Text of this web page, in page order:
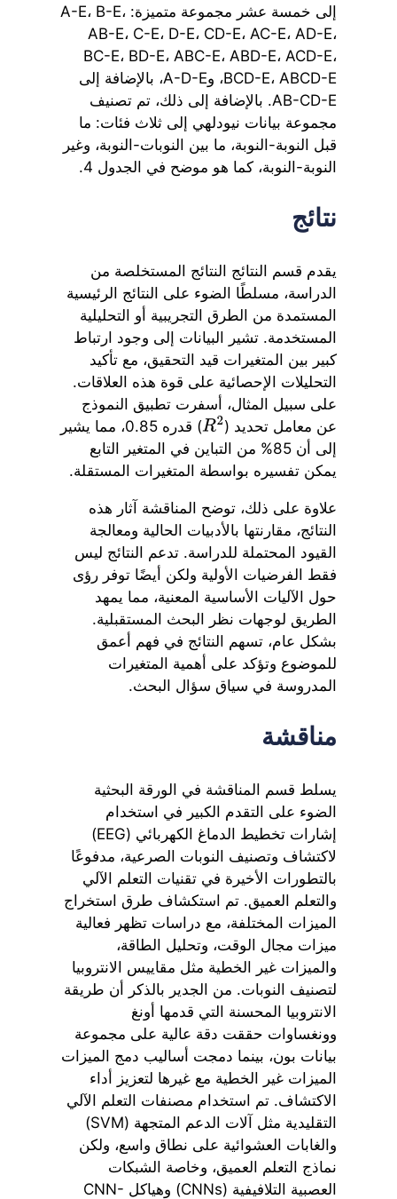
إلى خمسة عشر مجموعة متميزة: A-E، B-E،
AB-E، C-E، D-E، CD-E، AC-E، AD-E،
BC-E، BD-E، ABC-E، ABD-E، ACD-E،
BCD-E، ABCD-E، وA-D-E، بالإضافة إلى
AB-CD-E. بالإضافة إلى ذلك، تم تصنيف
مجموعة بيانات نيودلهي إلى ثلاث فئات: ما
قبل النوبة-النوبة، ما بين النوبات-النوبة، وغير
النوبة-النوبة، كما هو موضح في الجدول 4.
نتائج
يقدم قسم النتائج النتائج المستخلصة من
الدراسة، مسلطًا الضوء على النتائج الرئيسية
المستمدة من الطرق التجريبية أو التحليلية
المستخدمة. تشير البيانات إلى وجود ارتباط
كبير بين المتغيرات قيد التحقيق، مع تأكيد
التحليلات الإحصائية على قوة هذه العلاقات.
على سبيل المثال، أسفرت تطبيق النموذج
عن معامل تحديد (
R2
) قدره 0.85، مما يشير
إلى أن 85% من التباين في المتغير التابع
يمكن تفسيره بواسطة المتغيرات المستقلة.
علاوة على ذلك، توضح المناقشة آثار هذه
النتائج، مقارنتها بالأدبيات الحالية ومعالجة
القيود المحتملة للدراسة. تدعم النتائج ليس
فقط الفرضيات الأولية ولكن أيضًا توفر رؤى
حول الآليات الأساسية المعنية، مما يمهد
الطريق لوجهات نظر البحث المستقبلية.
بشكل عام، تسهم النتائج في فهم أعمق
للموضوع وتؤكد على أهمية المتغيرات
المدروسة في سياق سؤال البحث.
مناقشة
يسلط قسم المناقشة في الورقة البحثية
الضوء على التقدم الكبير في استخدام
إشارات تخطيط الدماغ الكهربائي (EEG)
لاكتشاف وتصنيف النوبات الصرعية، مدفوعًا
بالتطورات الأخيرة في تقنيات التعلم الآلي
والتعلم العميق. تم استكشاف طرق استخراج
الميزات المختلفة، مع دراسات تظهر فعالية
ميزات مجال الوقت، وتحليل الطاقة،
والميزات غير الخطية مثل مقاييس الانتروبيا
لتصنيف النوبات. من الجدير بالذكر أن طريقة
الانتروبيا المحسنة التي قدمها أونغ
وونغساوات حققت دقة عالية على مجموعة
بيانات بون، بينما دمجت أساليب دمج الميزات
الميزات غير الخطية مع غيرها لتعزيز أداء
الاكتشاف. تم استخدام مصنفات التعلم الآلي
التقليدية مثل آلات الدعم المتجهة (SVM)
والغابات العشوائية على نطاق واسع، ولكن
نماذج التعلم العميق، وخاصة الشبكات
العصبية التلافيفية (CNNs) وهياكل CNN-